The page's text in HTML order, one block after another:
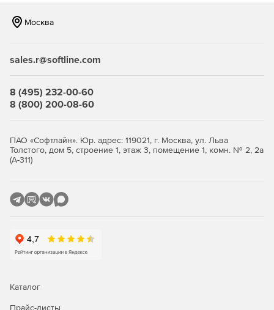
Обновление документов проекта в 2 клика.
Сокращение времени, необходимого для обратной
согласований благодаря четким инструкциям.
Москва
sales.r@softline.com
8 (495) 232-00-60
8 (800) 200-08-60
ПАО «Софтлайн». Юр. адрес: 119021, г. Москва, ул. Льва
Толстого, дом 5, строение 1, этаж 3, помещение 1, комн. № 2, 2а
(А-311)
Каталог
Прайс-листы